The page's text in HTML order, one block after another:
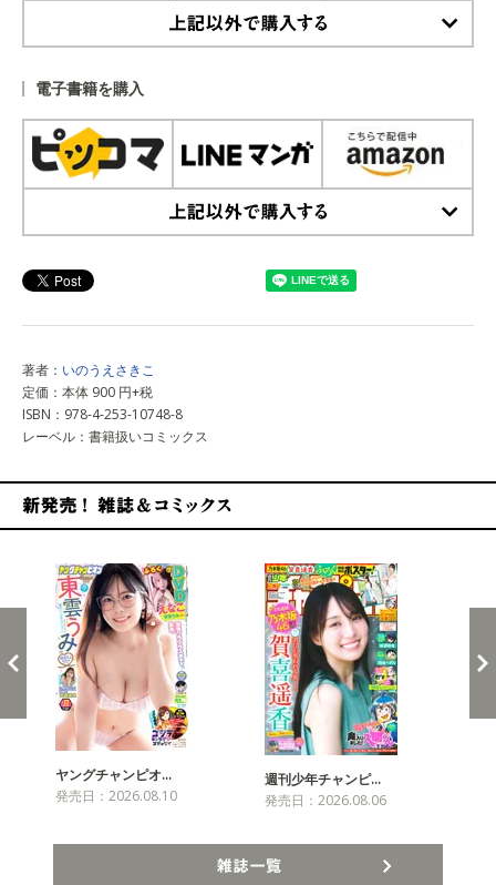
電子書籍を購入
著者： いのうえさきこ
定価：本体 900 円+税
ISBN：978-4-253-10748-8
レーベル：書籍扱いコミックス
ヤングチャンピオ…
発売日：2026.08.10
週刊少年チャンピ…
発売日：2026.08.06